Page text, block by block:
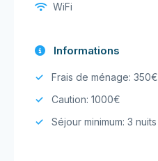
WiFi
Informations
Frais de ménage: 350€
Caution: 1000€
Séjour minimum: 3 nuits